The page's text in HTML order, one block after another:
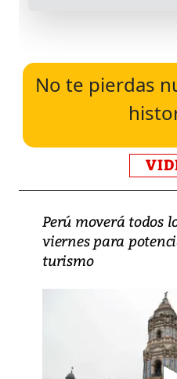
No te pierdas
Perú moverá todos
viernes para
turismo